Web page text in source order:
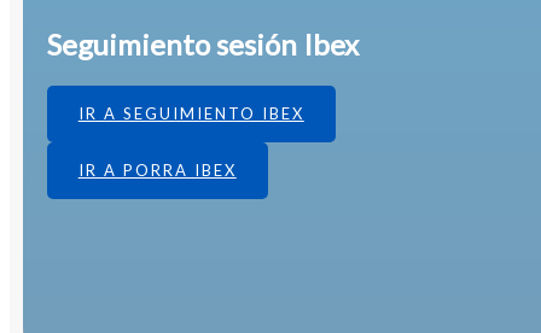
Seguimiento sesión Ibex
IR A SEGUIMIENTO IBEX
IR A PORRA IBEX